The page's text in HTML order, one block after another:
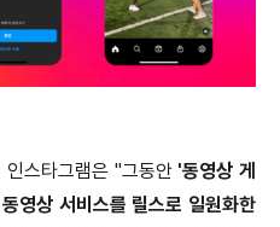
스타그램은 "그동안 '동영상 게
영상 서비스를 릴스로 일원화한